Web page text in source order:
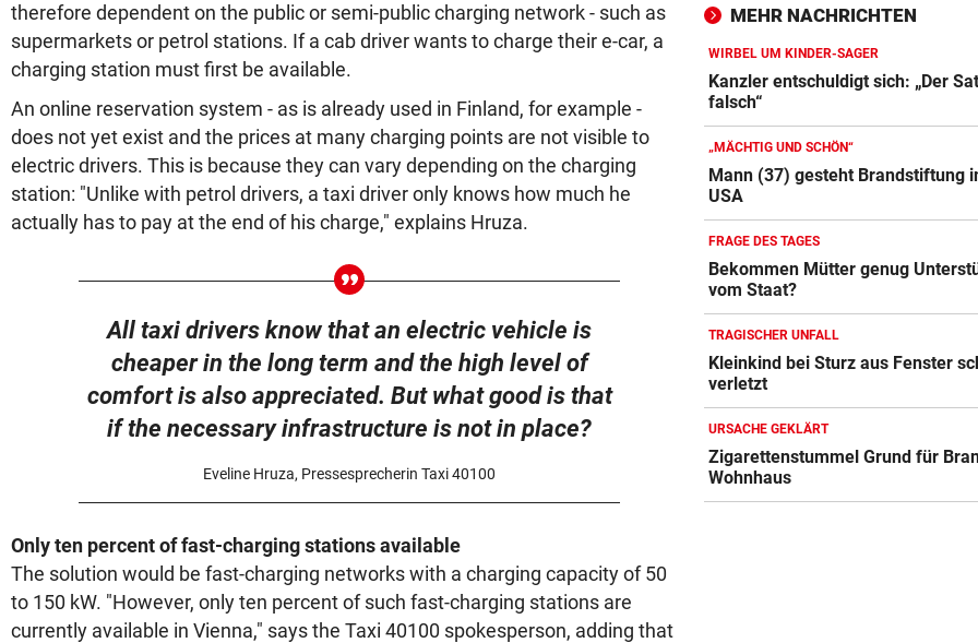
therefore dependent on the public or semi-public charging network - such as
supermarkets or petrol stations. If a cab driver wants to charge their e-car, a
charging station must first be available.
An online reservation system - as is already used in Finland, for example -
does not yet exist and the prices at many charging points are not visible to
electric drivers. This is because they can vary depending on the charging
station: "Unlike with petrol drivers, a taxi driver only knows how much he
actually has to pay at the end of his charge," explains Hruza.
All taxi drivers know that an electric vehicle is
cheaper in the long term and the high level of
comfort is also appreciated. But what good is that
if the necessary infrastructure is not in place?
Eveline Hruza, Pressesprecherin Taxi 40100
Only ten percent of fast-charging stations available
The solution would be fast-charging networks with a charging capacity of 50
to 150 kW. "However, only ten percent of such fast-charging stations are
currently available in Vienna," says the Taxi 40100 spokesperson, adding that
Traktor in Flammen auf
MIT MINI-KOFFERRAUM? vor
Smart #2: Das erste Bild des
neuen Zweisitzers
WAS STECKT DAHINTER? vor
Helle Aufregung um
Jesus am Grazer Dom
MEHR NACHRICHTEN
WIRBEL UM KINDER-SAGER
Kanzler entschuldigt sich: „Der
falsch“
„MÄCHTIG UND SCHÖN“
Mann (37) gesteht Brandstiftung
USA
FRAGE DES TAGES
Bekommen Mütter genug
vom Staat?
TRAGISCHER UNFALL
Kleinkind bei Sturz aus Fenster
verletzt
URSACHE GEKLÄRT
Zigarettenstummel Grund für
Wohnhaus